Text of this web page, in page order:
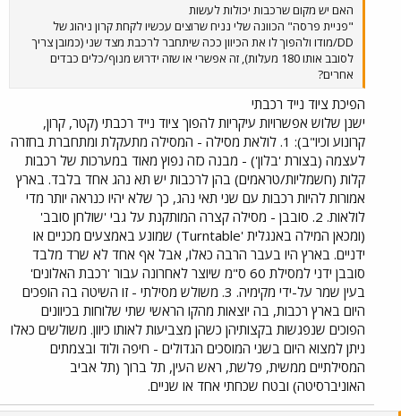
האם יש מקום שרכבות יכולות לעשות
"פניית פרסה" הכוונה שלי נניח שרוצים עכשיו לקחת קרון ניהוג של
DD/מודו ולהפוך לו את הכיוון ככה שיתחבר לרכבת מצד שני (כמובן צריך
לסובב אותו 180 מעלות), זה אפשרי או שזה ידרוש מנוף/כלים כבדים
אחרים?
הפיכת ציוד נייד רכבתי
ישנן שלוש אפשרויות עיקריות להפוך ציוד נייד רכבתי (קטר, קרון,
קרונוע וכיו"ב): 1. לולאת מסילה - המסילה מתעקלת ומתחברת בחזרה
לעצמה (בצורת 'בלון') - מבנה כזה נפוץ מאוד במערכות של רכבות
קלות (חשמליות/טראמים) בהן לרכבות יש תא נהג אחד בלבד. בארץ
אמורות להיות רכבות עם שני תאי נהג, כך שלא יהיו כנראה יותר מדי
לולאות. 2. סובבן - מסילה קצרה המותקנת על גבי 'שולחן סובב'
(ומכאן המילה באנגלית 'Turntable) שמונע באמצעים מכניים או
ידניים. בארץ היו בעבר הרבה כאלו, אבל אף אחד לא שרד מלבד
סובבן ידני למסילת 60 ס"מ שיוצר לאחרונה עבור 'רכבת האלונים'
בעין שמר על-ידי מקימיה. 3. משולש מסילתי - זו השיטה בה הופכים
היום בארץ רכבות, בה יוצאות מהקו הראשי שתי שלוחות בכיוונים
הפוכים שנפגשות בקצותיהן כשהן מצביעות לאותו כיוון. משולשים כאלו
ניתן למצוא היום בשני המוסכים הגדולים - חיפה ולוד ובצמתים
המסילתיים ממשית, פלשת, ראש העין, תל ברוך (תל אביב
האוניברסיטה) ובטח שכחתי אחד או שניים.